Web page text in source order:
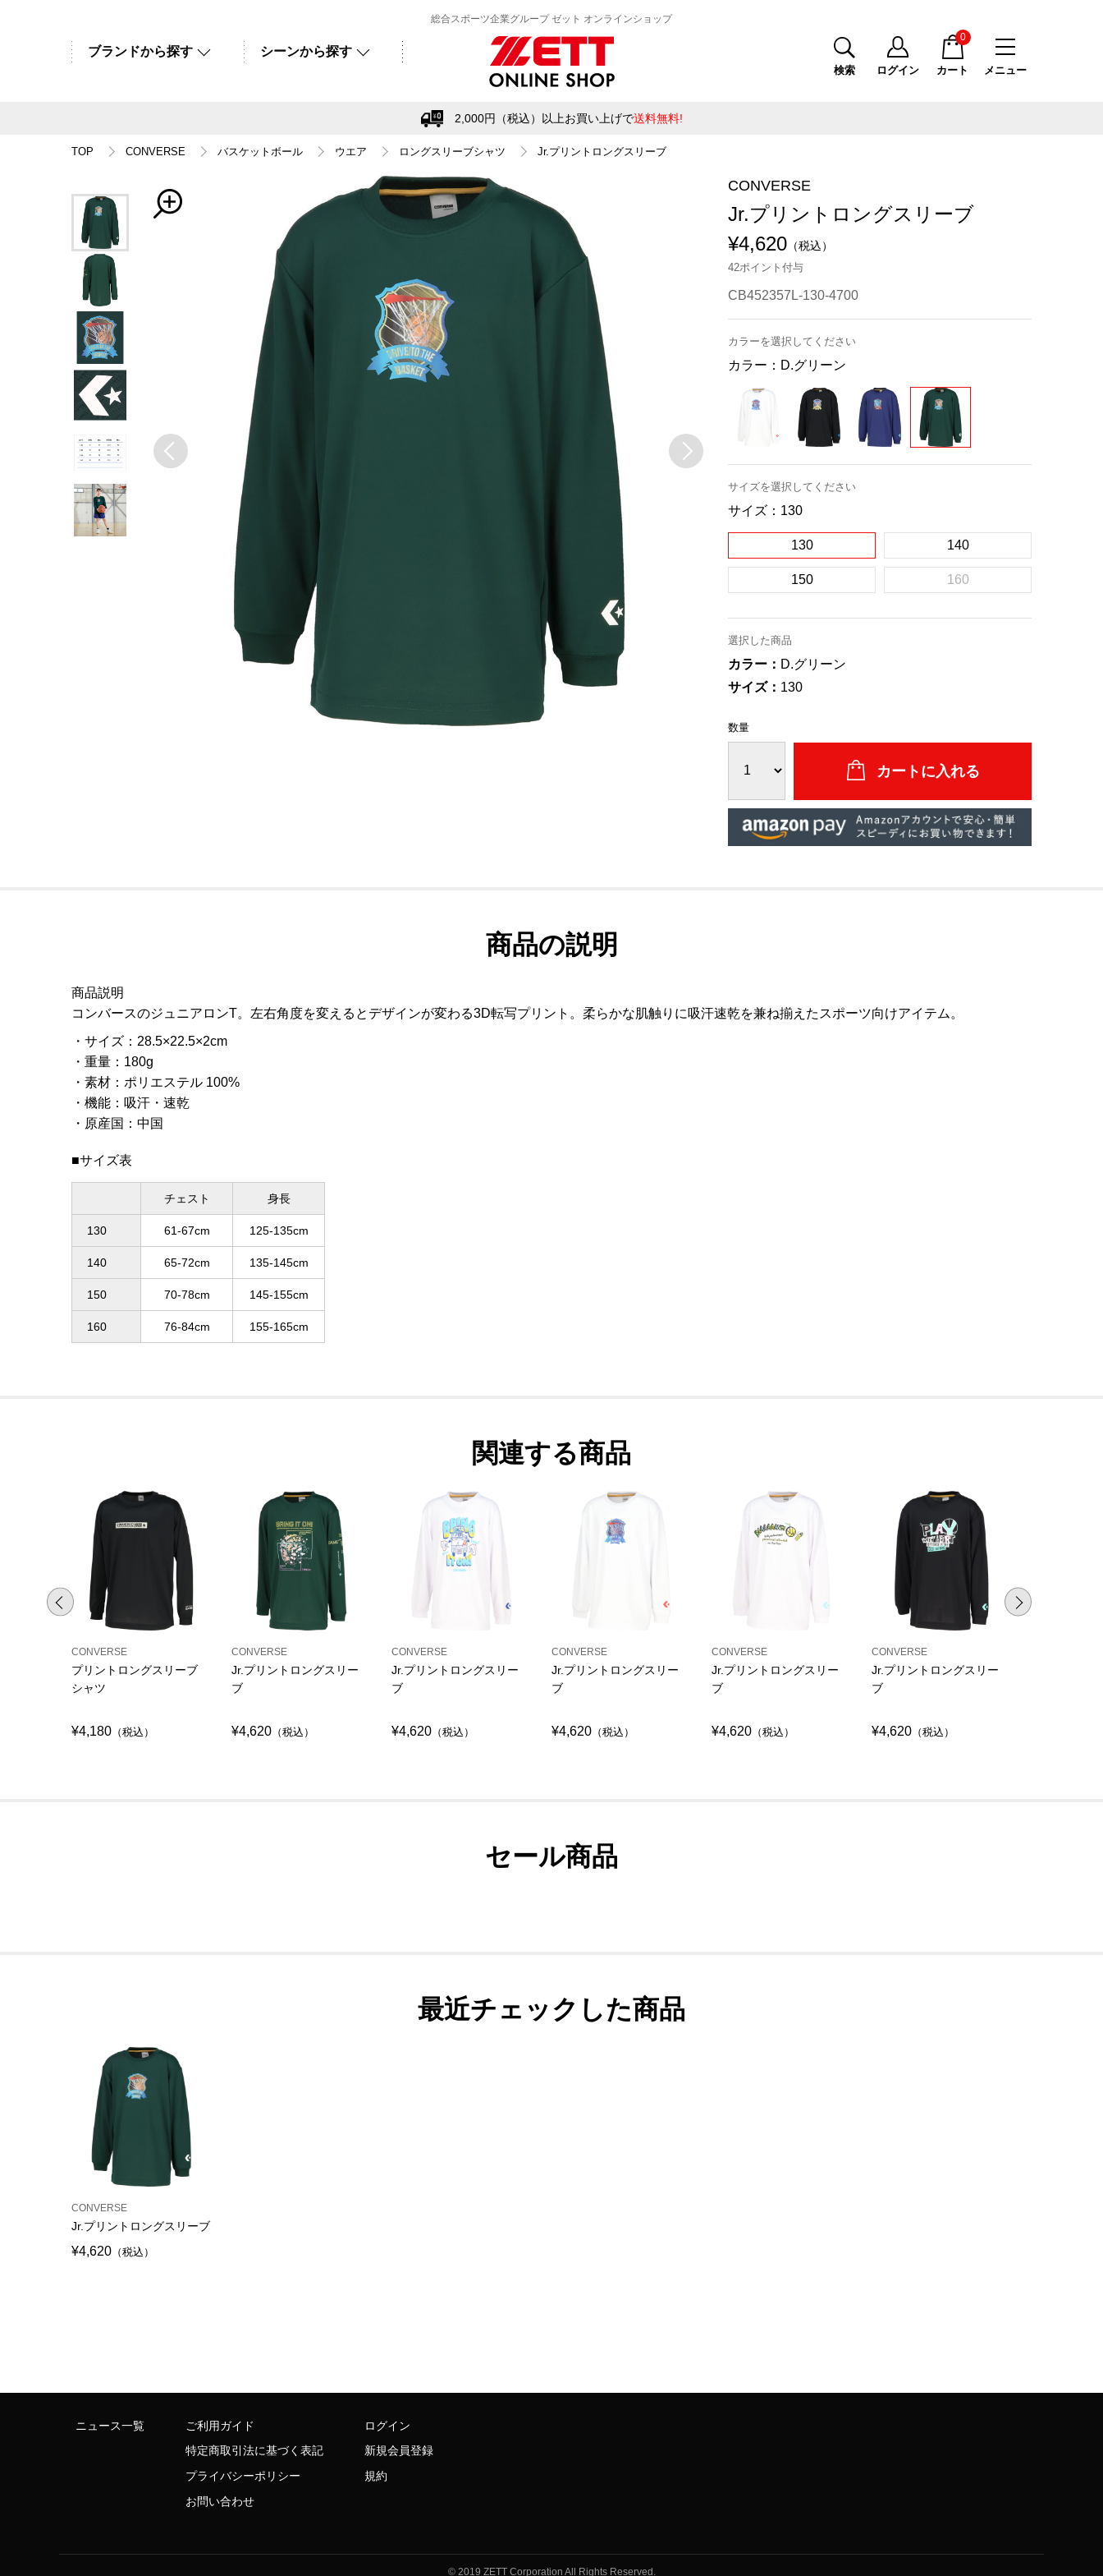
総合スポーツ企業グループ ゼット オンラインショップ
ブランドから探す シーンから探す
メニュー
検索 ログイン カート
0
2,000円（税込）以上お買い上げで送料無料!
TOP CONVERSE バスケットボール ウエア ロングスリーブシャツ Jr.プリントロングスリーブ
CONVERSE
Jr.プリントロングスリーブ
¥4,620 （税込）
42ポイント付与
CB452357L-130-4700
カラーを選択してください
カラー： D.グリーン
サイズを選択してください
サイズ： 130
130 140
150 160
選択した商品
カラー： D.グリーン
サイズ： 130
数量
商品の説明
商品説明
コンバースのジュニアロンT。左右角度を変えるとデザインが変わる3D転写プリント。柔らかな肌触りに吸汗速乾を兼ね揃えたスポーツ向けアイテム。
サイズ ： 28.5×22.5×2cm
重量 ： 180g
素材 ： ポリエステル 100%
機能 ： 吸汗・速乾
原産国 ： 中国
■サイズ表
チェスト 身長
130 61-67cm 125-135cm
140 65-72cm 135-145cm
150 70-78cm 145-155cm
160 76-84cm 155-165cm
関連する商品
CONVERSE
プリントロングスリーブ
シャツ
¥4,180 （税込）
CONVERSE
Jr.プリントロングスリー
ブ
¥4,620 （税込）
CONVERSE
Jr.プリントロングスリー
ブ
¥4,620 （税込）
CONVERSE
Jr.プリントロングスリー
ブ
¥4,620 （税込）
CONVERSE
Jr.プリントロングスリー
ブ
¥4,620 （税込）
CONVERSE
Jr.プリントロングスリー
ブ
¥4,620 （税込）
セール商品
最近チェックした商品
CONVERSE
Jr.プリントロングスリーブ
¥4,620 （税込）
ニュース一覧
ご利用ガイド
特定商取引法に基づく表記
プライバシーポリシー
お問い合わせ
ログイン
新規会員登録
規約
© 2019 ZETT Corporation All Rights Reserved.